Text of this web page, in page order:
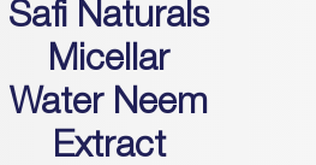
Safi Naturals
Micellar
Water Neem
Extract